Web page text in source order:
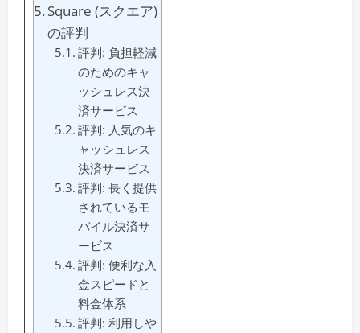
Square (スクエア)
の評判
評判: 負担軽減
のためのキャ
ッシュレス決
済サービス
評判: 人気のキ
ャッシュレス
決済サービス
評判: 長く提供
されているモ
バイル決済サ
ービス
評判: 便利な入
金スピードと
料金体系
評判: 利用しや